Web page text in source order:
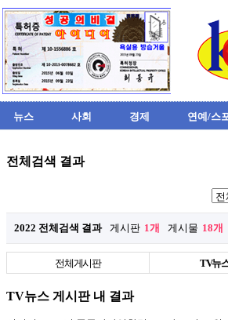
뉴스 사회 경제 연예/스
전체검색 결과
2022 전체검색 결과 게시판 1개 게시물 18개
전체게시판 TV뉴
TV뉴스 게시판 내 결과